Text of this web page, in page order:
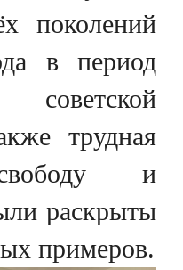
поколений
в период
трудная
и
раскрыты
примеров.